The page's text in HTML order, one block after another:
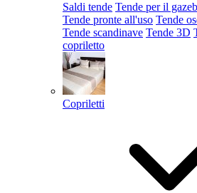
Saldi tende Tende per il
Tende pronte all'uso Tende
Tende scandinave Tende 3D
copriletto
Copriletti